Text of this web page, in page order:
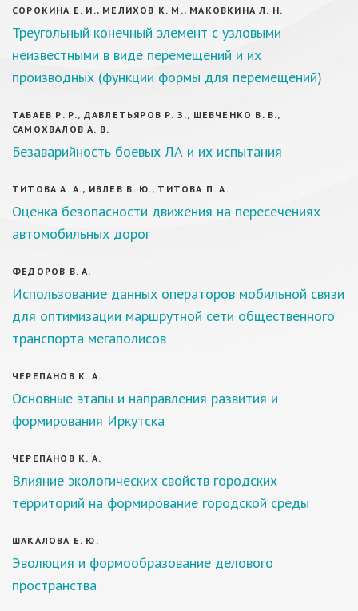
СОРОКИНА Е. И., МЕЛИХОВ К. М., МАКОВКИНА Л. Н.
Треугольный конечный элемент с узловыми
неизвестными в виде перемещений и их
производных (функции формы для перемещений)
ТАБАЕВ Р. Р., ДАВЛЕТЬЯРОВ Р. З., ШЕВЧЕНКО В. В.,
САМОХВАЛОВ А. В.
Безаварийность боевых ЛА и их испытания
ТИТОВА А. А., ИВЛЕВ В. Ю., ТИТОВА П. А.
Оценка безопасности движения на пересечениях
автомобильных дорог
ФЕДОРОВ В. А.
Использование данных операторов мобильной связи
для оптимизации маршрутной сети общественного
транспорта мегаполисов
ЧЕРЕПАНОВ К. А.
Основные этапы и направления развития и
формирования Иркутска
ЧЕРЕПАНОВ К. А.
Влияние экологических свойств городских
территорий на формирование городской среды
ШАКАЛОВА Е. Ю.
Эволюция и формообразование делового
пространства